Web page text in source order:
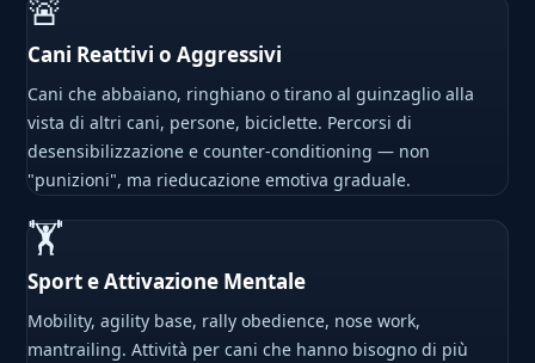
🚨
Cani Reattivi o Aggressivi
Cani che abbaiano, ringhiano o tirano al guinzaglio alla
vista di altri cani, persone, biciclette. Percorsi di
desensibilizzazione e counter-conditioning — non
"punizioni", ma rieducazione emotiva graduale.
🏋
Sport e Attivazione Mentale
Mobility, agility base, rally obedience, nose work,
mantrailing. Attività per cani che hanno bisogno di più